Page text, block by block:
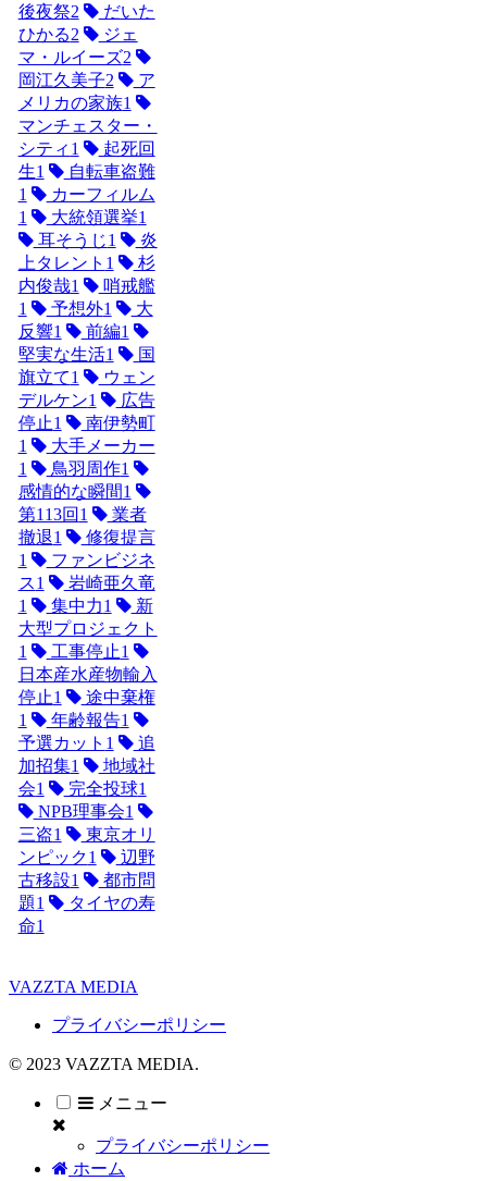
後夜祭2
だいた
ひかる2
ジェ
マ・ルイーズ2
岡江久美子2
ア
メリカの家族1
マンチェスター・
シティ 1
起死回
生1
自転車盗難
1
カーフィルム
1
大統領選挙1
耳そうじ1
炎
上タレント 1
杉
内俊哉1
哨戒艦
1
予想外1
大
反響1 前編1
堅実な生活1
国
旗立て1
ウェン
デルケン1
広告
停止1
南伊勢町
1
大手メーカー
1
鳥羽周作1
感情的な瞬間1
第113回 1
業者
撤退1
修復提言
1
ファンビジネ
ス1
岩崎亜久竜
1
集中力1
新
大型プロジェクト
1
工事停止1
日本産水産物輸入
停止1
途中棄権
1
年齢報告1
予選カット 1
追
加招集1
地域社
会1 完全投球1
NPB理事会1
三盗1
東京オリ
ンピック1
辺野
古移設1
都市問
題1
タイヤの寿
命1
VAZZTA MEDIA
プライバシーポリシー
© 2023 VAZZTA MEDIA.
メニュー
プライバシーポリシー
ホーム